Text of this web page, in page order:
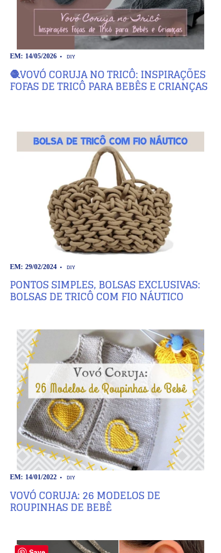
EM: 14/05/2026 DIY
🧶VOVÓ CORUJA NO TRICÔ: INSPIRAÇÕES
FOFAS DE TRICÔ PARA BEBÊS E CRIANÇAS
EM: 29/02/2024 DIY
PONTOS SIMPLES, BOLSAS EXCLUSIVAS:
BOLSAS DE TRICÔ COM FIO NÁUTICO
EM: 14/01/2022 DIY
VOVÓ CORUJA: 26 MODELOS DE
ROUPINHAS DE BEBÊ